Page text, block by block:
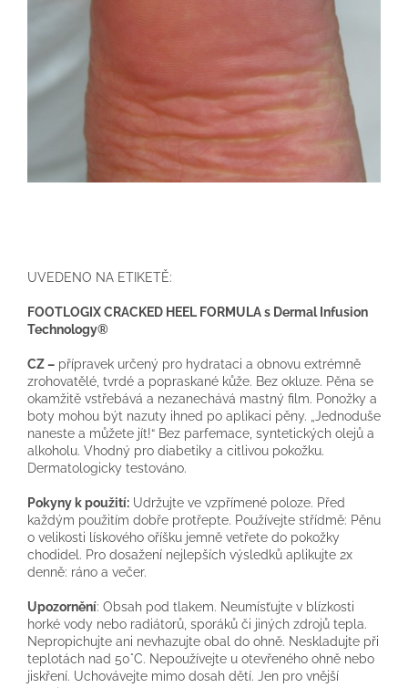
UVEDENO NA ETIKETĚ:
FOOTLOGIX CRACKED HEEL FORMULA s Dermal Infusion
Technology®
CZ – přípravek určený pro hydrataci a obnovu extrémně
zrohovatělé, tvrdé a popraskané kůže. Bez okluze. Pěna se
okamžitě vstřebává a nezanechává mastný film. Ponožky a
boty mohou být nazuty ihned po aplikaci pěny. „Jednoduše
naneste a můžete jít!“ Bez parfemace, syntetických olejů a
alkoholu. Vhodný pro diabetiky a citlivou pokožku.
Dermatologicky testováno.
Pokyny k použití: Udržujte ve vzpřímené poloze. Před
každým použitím dobře protřepte. Používejte střídmě: Pěnu
o velikosti lískového oříšku jemně vetřete do pokožky
chodidel. Pro dosažení nejlepších výsledků aplikujte 2x
denně: ráno a večer.
Upozornění: Obsah pod tlakem. Neumísťujte v blízkosti
horké vody nebo radiátorů, sporáků či jiných zdrojů tepla.
Nepropichujte ani nevhazujte obal do ohně. Neskladujte při
teplotách nad 50°C. Nepoužívejte u otevřeného ohně nebo
jiskření. Uchovávejte mimo dosah dětí. Jen pro vnější